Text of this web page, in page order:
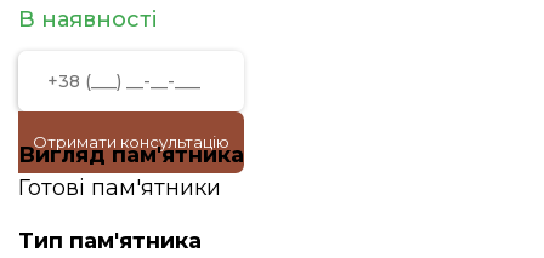
В наявності
Отримати консультацію
Вигляд пам'ятника
Готові пам'ятники
Тип пам'ятника